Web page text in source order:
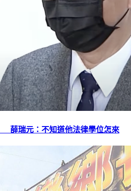
薛瑞元：不知道他法律學位怎來